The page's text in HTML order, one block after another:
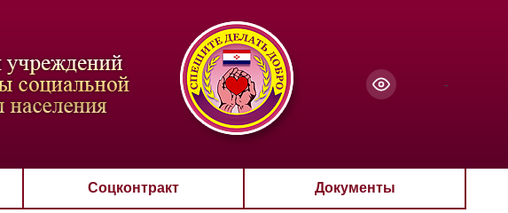
-
Соцконтракт Документы